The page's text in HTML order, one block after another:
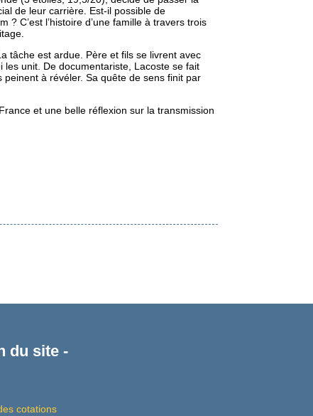
de leur carrière. Est-il possible de
C’est l’histoire d’une famille à travers trois
tâche est ardue. Père et fils se livrent avec
unit. De documentariste, Lacoste se fait
à révéler. Sa quête de sens finit par
et une belle réflexion sur la transmission
du site -
cotations